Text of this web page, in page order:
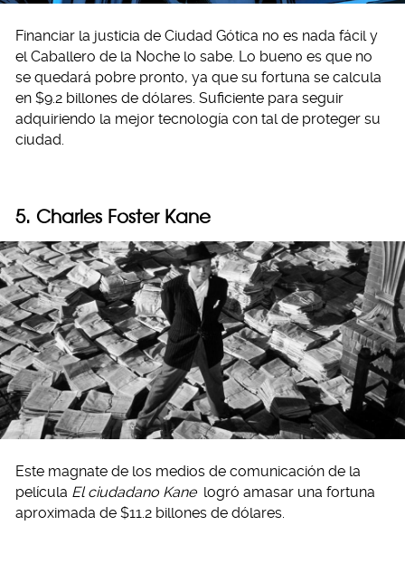
Financiar la justicia de Ciudad Gótica no es nada fácil y
el Caballero de la Noche lo sabe. Lo bueno es que no
se quedará pobre pronto, ya que su fortuna se calcula
en $9.2 billones de dólares. Suficiente para seguir
adquiriendo la mejor tecnología con tal de proteger su
ciudad.
5. Charles Foster Kane
Este magnate de los medios de comunicación de la
película El ciudadano Kane logró amasar una fortuna
aproximada de $11.2 billones de dólares.